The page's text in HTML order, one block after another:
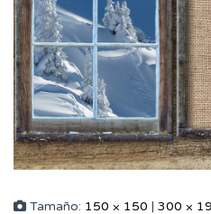
Tamaño: 150 × 150 300 ×